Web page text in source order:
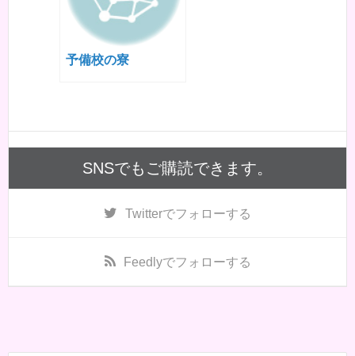
予備校の寮
SNSでもご購読できます。
Twitterでフォローする
Feedlyでフォローする